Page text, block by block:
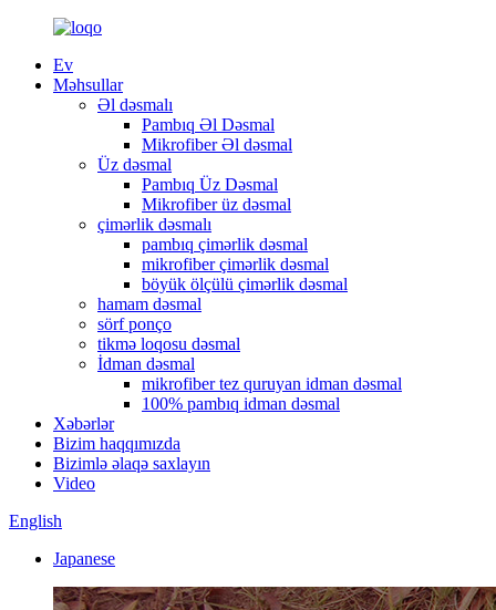
Ev
Məhsullar
Əl dəsmalı
Pambıq Əl Dəsmal
Mikrofiber Əl dəsmal
Üz dəsmal
Pambıq Üz Dəsmal
Mikrofiber üz dəsmal
çimərlik dəsmalı
pambıq çimərlik dəsmal
mikrofiber çimərlik dəsmal
böyük ölçülü çimərlik dəsmal
hamam dəsmal
sörf ponço
tikmə loqosu dəsmal
İdman dəsmal
mikrofiber tez quruyan idman dəsmal
100% pambıq idman dəsmal
Xəbərlər
Bizim haqqımızda
Bizimlə əlaqə saxlayın
Video
English
Japanese